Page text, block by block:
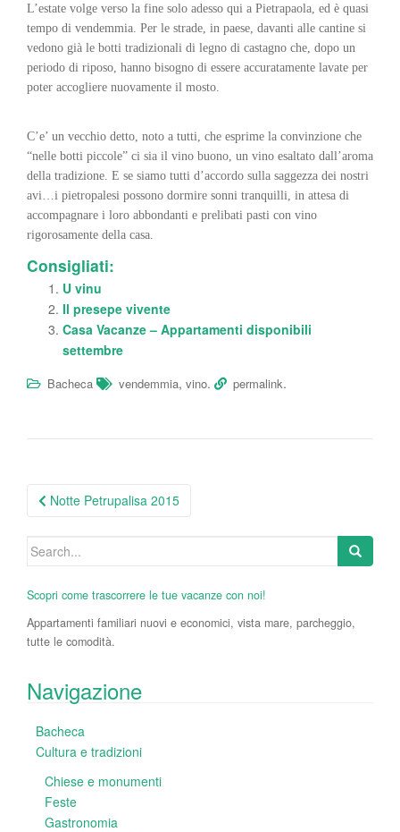
L’estate volge verso la fine solo adesso qui a Pietrapaola, ed è quasi
tempo di vendemmia. Per le strade, in paese, davanti alle cantine si
vedono già le botti tradizionali di legno di castagno che, dopo un
periodo di riposo, hanno bisogno di essere accuratamente lavate per
poter accogliere nuovamente il mosto.
C’e’ un vecchio detto, noto a tutti, che esprime la convinzione che
“nelle botti piccole” ci sia il vino buono, un vino esaltato dall’aroma
della tradizione. E se siamo tutti d’accordo sulla saggezza dei nostri
avi…i pietropalesi possono dormire sonni tranquilli, in attesa di
accompagnare i loro abbondanti e prelibati pasti con vino
rigorosamente della casa.
Consigliati:
U vinu
Il presepe vivente
Casa Vacanze – Appartamenti disponibili
settembre
Bacheca vendemmia, vino. permalink.
Post
Notte Petrupalisa 2015
Search
Scopri come trascorrere le tue vacanze con noi!
Appartamenti familiari nuovi e economici, vista mare, parcheggio,
tutte le comodità.
Navigazione
Bacheca
Cultura e tradizioni
Chiese e monumenti
Feste
Gastronomia